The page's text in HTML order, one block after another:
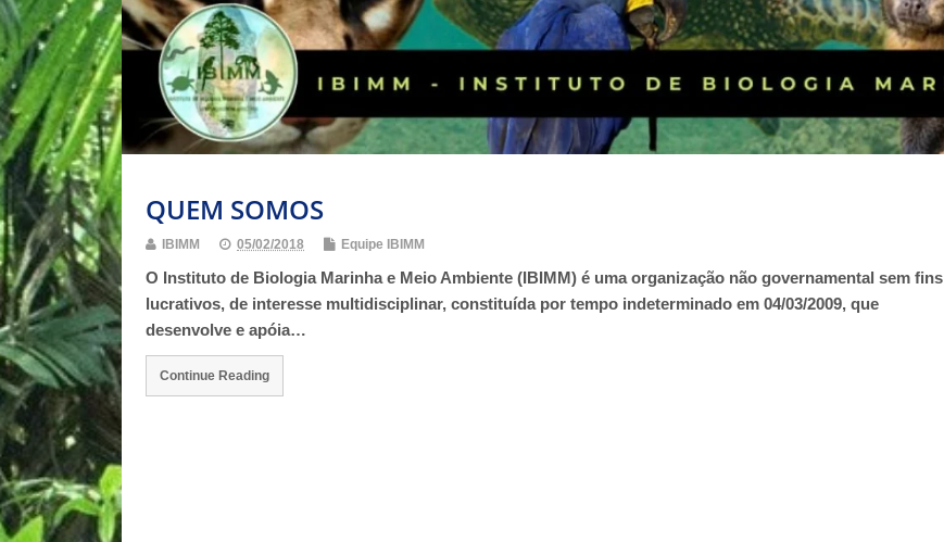
QUEM SOMOS
IBIMM 05/02/2018 Equipe IBIMM
O Instituto de Biologia Marinha e Meio Ambiente (IBIMM) é uma organização não governamental sem fins
lucrativos, de interesse multidisciplinar, constituída por tempo indeterminado em 04/03/2009, que
desenvolve e apóia…
Continue Reading